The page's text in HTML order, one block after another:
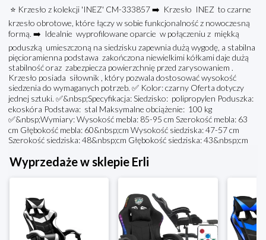
⭐ Krzesło z kolekcji 'INEZ' CM-333857 ➡️ Krzesło INEZ to czarne
krzesło obrotowe, które łączy w sobie funkcjonalność z nowoczesną
formą. ➡️ Idealnie wyprofilowane oparcie w połączeniu z miękką
poduszką umieszczoną na siedzisku zapewnia dużą wygodę, a stabilna
pięcioramienna podstawa zakończona niewielkimi kółkami daje dużą
stabilność oraz zabezpiecza powierzchnię przed zarysowaniem .
Krzesło posiada siłownik , który pozwala dostosować wysokość
siedzenia do wymaganych potrzeb. ✅ Kolor: czarny Oferta dotyczy
jednej sztuki. ✅&nbsp;Specyfikacja: Siedzisko: polipropylen Poduszka:
ekoskóra Podstawa: stal Maksymalne obciążenie: 100 kg
✅&nbsp;Wymiary: Wysokość mebla: 85-95 cm Szerokość mebla: 63
cm Głębokość mebla: 60&nbsp;cm Wysokość siedziska: 47-57 cm
Szerokość siedziska: 48&nbsp;cm Głębokość siedziska: 43&nbsp;cm
Wyprzedaże w sklepie Erli